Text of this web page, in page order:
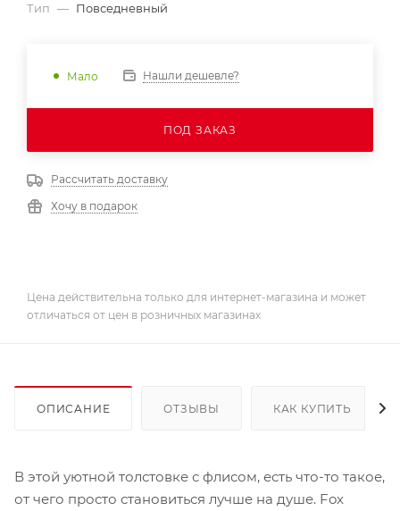
Тип — Повседневный
Мало Нашли дешевле?
ПОД ЗАКАЗ
Рассчитать доставку
Хочу в подарок
Цена действительна только для интернет-магазина и может
отличаться от цен в розничных магазинах
ОПИСАНИЕ ОТЗЫВЫ КАК КУПИТЬ
В этой уютной толстовке с флисом, есть что-то такое,
от чего просто становиться лучше на душе. Fox